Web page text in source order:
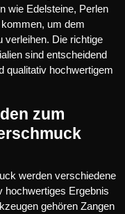
wie Edelsteine, Perlen
um dem
verleihen. Die richtige
sind entscheidend
qualitativ hochwertigem
zum
werden verschiedene
hochwertiges Ergebnis
gehören Zangen